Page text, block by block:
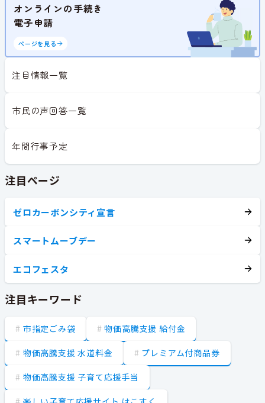
オンラインの手続き
電子申請
ページを見る
注目情報一覧
市民の声回答一覧
年間行事予定
注目ページ
ゼロカーボンシティ宣言
スマートムーブデー
エコフェスタ
注目キーワード
市指定ごみ袋 物価高騰支援 給付金
物価高騰支援 水道料金 プレミアム付商品券
物価高騰支援 子育て応援手当